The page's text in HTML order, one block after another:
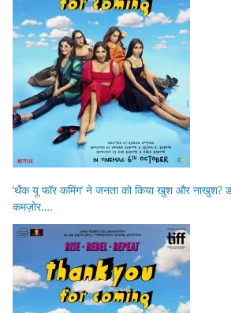
‘थैंक यू फॉर कमिंग’ ने जनता को किया खुश और नाखुश?
कमज़ोर….